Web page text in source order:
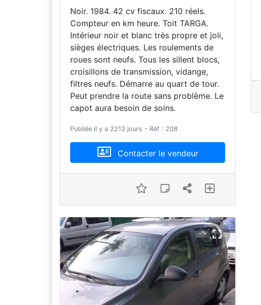
Noir. 1984. 42 cv fiscaux. 210 réels.
Compteur en km heure. Toit TARGA.
Intérieur noir et blanc très propre et joli,
sièges électriques. Les roulements de
roues sont neufs. Tous les sillent blocs,
croisillons de transmission, vidange,
filtres neufs. Démarre au quart de tour.
Peut prendre la route sans problème. Le
capot aura besoin de soins.
Publiée il y a 2213 jours - Réf : 208
Contacter le vendeur